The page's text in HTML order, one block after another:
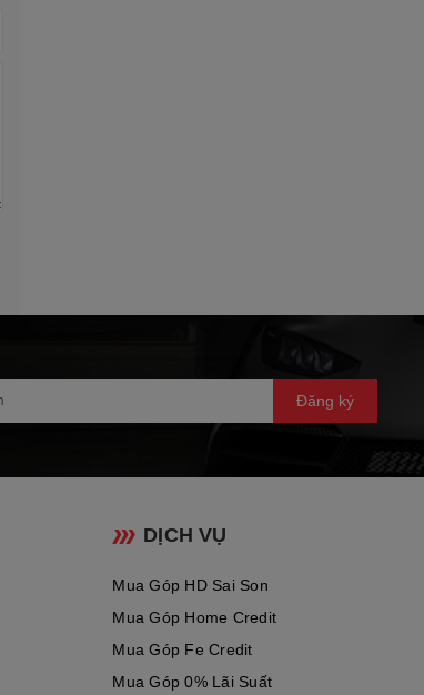
Đăng ký
DỊCH VỤ
Mua Góp HD Sai Son
Mua Góp Home Credit
Mua Góp Fe Credit
Mua Góp 0% Lãi Suất